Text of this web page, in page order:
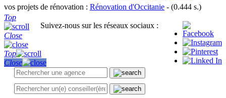
vos projets de rénovation : Rénovation d'Occitanie - (0.444 s.)
Suivez-nous sur les réseaux sociaux :
Top
Close
Top
Close